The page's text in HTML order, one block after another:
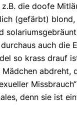
die doofe
(gefärbt) blond,
auch die
so krass drauf
Mädchen abdreht,
denn sie ist